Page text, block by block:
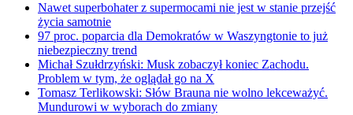
Nawet superbohater z supermocami nie jest w stanie przejść
życia samotnie
97 proc. poparcia dla Demokratów w Waszyngtonie to już
niebezpieczny trend
Michał Szułdrzyński: Musk zobaczył koniec Zachodu.
Problem w tym, że oglądał go na X
Tomasz Terlikowski: Słów Brauna nie wolno lekceważyć.
Mundurowi w wyborach do zmiany